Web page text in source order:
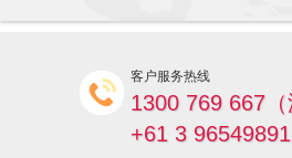
客户服务热线
1300 769 667（
+61 3